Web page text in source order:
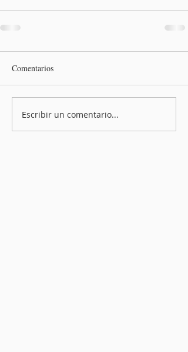
Comentarios
Escribir un comentario...